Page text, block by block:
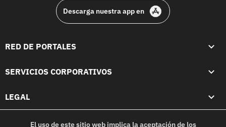
Descarga nuestra app en
RED DE PORTALES
SERVICIOS CORPORATIVOS
LEGAL
El uso de este sitio web implica la aceptación de los